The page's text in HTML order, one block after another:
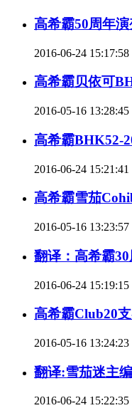
高希霸50周年
2016-06-24 15:17:58
高希霸贝依可
2016-05-16 13:28:45
高希霸BHK52-
2016-06-24 15:21:41
高希霸雪茄
2016-05-16 13:23:57
翻译：高希霸
2016-06-24 15:19:15
高希霸Club20
2016-05-16 13:24:23
翻译:雪茄迷主
2016-06-24 15:22:35